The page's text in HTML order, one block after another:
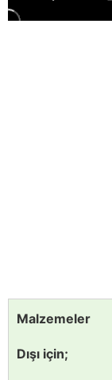
Malzemeler
Dışı için;